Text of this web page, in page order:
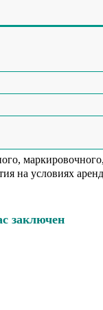
маркировочного,
на условиях
заключен